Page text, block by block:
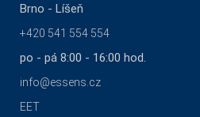
Brno - Líšeň
+420 541 554 554
po - pá 8:00 - 16:00 hod.
info@essens.cz
EET